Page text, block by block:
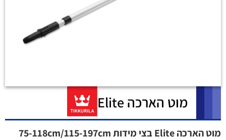
מוט הארכה Elite
מוט הארכה Elite בצי מידות 75-118cm/115-197cm